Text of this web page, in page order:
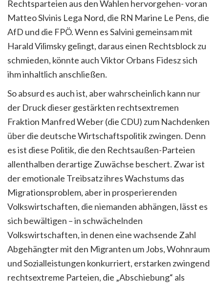
Rechtsparteien aus den Wahlen hervorgehen- voran
Matteo Slvinis Lega Nord, die RN Marine Le Pens, die
AfD und die FPÖ. Wenn es Salvini gemeinsam mit
Harald Vilimsky gelingt, daraus einen Rechtsblock zu
schmieden, könnte auch Viktor Orbans Fidesz sich
ihm inhaltlich anschließen.
So absurd es auch ist, aber wahrscheinlich kann nur
der Druck dieser gestärkten rechtsextremen
Fraktion Manfred Weber (die CDU) zum Nachdenken
über die deutsche Wirtschaftspolitik zwingen. Denn
es ist diese Politik, die den Rechtsaußen-Parteien
allenthalben derartige Zuwächse beschert. Zwar ist
der emotionale Treibsatz ihres Wachstums das
Migrationsproblem, aber in prosperierenden
Volkswirtschaften, die niemanden abhängen, lässt es
sich bewältigen – in schwächelnden
Volkswirtschaften, in denen eine wachsende Zahl
Abgehängter mit den Migranten um Jobs, Wohnraum
und Sozialleistungen konkurriert, erstarken zwingend
rechtsextreme Parteien, die „Abschiebung“ als